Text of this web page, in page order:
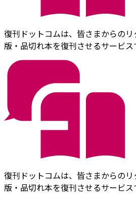
復刊ドットコムは、皆さまからの
版・品切れ本を復刊させるサービス
復刊ドットコムは、皆さまからの
版・品切れ本を復刊させるサービス